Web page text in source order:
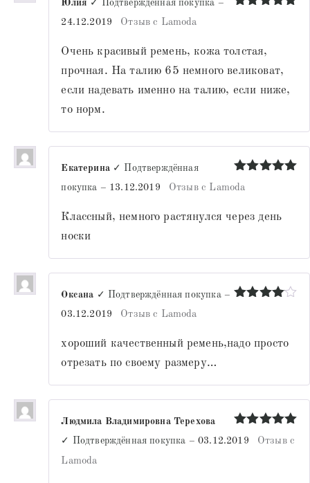
Юлия ✓ Подтверждённая покупка –
24.12.2019
Отзыв с Lamoda
Очень красивый ремень, кожа толстая,
прочная. На талию 65 немного великоват,
если надевать именно на талию, если ниже,
то норм.
Оценка
из 5
Екатерина ✓ Подтверждённая
покупка – 13.12.2019 Отзыв с Lamoda
Классный, немного растянулся через день
носки
Оксана ✓ Подтверждённая покупка –
03.12.2019
Отзыв с Lamoda
хороший качественный ремень,надо просто
отрезать по своему размеру…
Оценка
из 5
Людмила Владимировна Терехова
✓ Подтверждённая покупка – 03.12.2019
Отзыв с
Lamoda